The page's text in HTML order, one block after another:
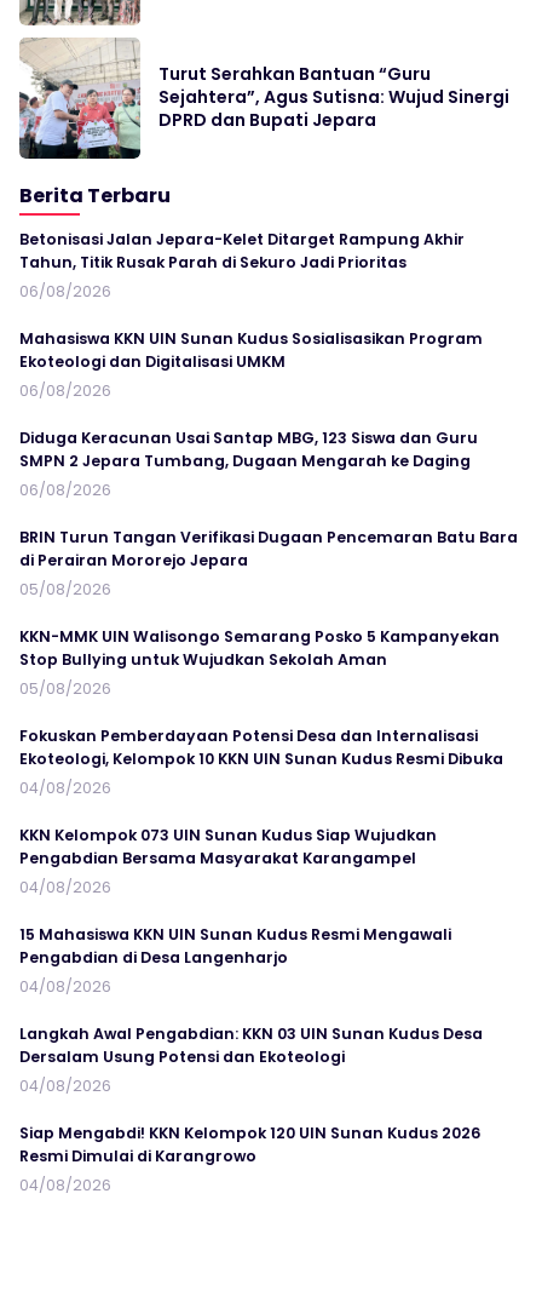
Turut Serahkan Bantuan “Guru
Sejahtera”, Agus Sutisna: Wujud Sinergi
DPRD dan Bupati Jepara
Berita Terbaru
Betonisasi Jalan Jepara-Kelet Ditarget Rampung Akhir
Tahun, Titik Rusak Parah di Sekuro Jadi Prioritas
06/08/2026
Mahasiswa KKN UIN Sunan Kudus Sosialisasikan Program
Ekoteologi dan Digitalisasi UMKM
06/08/2026
Diduga Keracunan Usai Santap MBG, 123 Siswa dan Guru
SMPN 2 Jepara Tumbang, Dugaan Mengarah ke Daging
06/08/2026
BRIN Turun Tangan Verifikasi Dugaan Pencemaran Batu Bara
di Perairan Mororejo Jepara
05/08/2026
KKN-MMK UIN Walisongo Semarang Posko 5 Kampanyekan
Stop Bullying untuk Wujudkan Sekolah Aman
05/08/2026
Fokuskan Pemberdayaan Potensi Desa dan Internalisasi
Ekoteologi, Kelompok 10 KKN UIN Sunan Kudus Resmi Dibuka
04/08/2026
KKN Kelompok 073 UIN Sunan Kudus Siap Wujudkan
Pengabdian Bersama Masyarakat Karangampel
04/08/2026
15 Mahasiswa KKN UIN Sunan Kudus Resmi Mengawali
Pengabdian di Desa Langenharjo
04/08/2026
Langkah Awal Pengabdian: KKN 03 UIN Sunan Kudus Desa
Dersalam Usung Potensi dan Ekoteologi
04/08/2026
Siap Mengabdi! KKN Kelompok 120 UIN Sunan Kudus 2026
Resmi Dimulai di Karangrowo
04/08/2026